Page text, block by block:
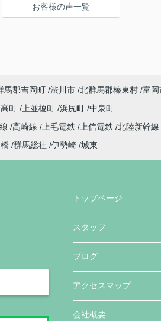
思いました。お客様の声一覧
馬郡吉岡町 渋川市 北群馬郡榛東村 富岡
町 上並榎町 浜尻町 中泉町
高崎線 上毛電鉄 上信電鉄 北陸新幹線
群馬総社 伊勢崎 城東
トップページ
スタッフ
ブログ
アクセスマップ
会社概要